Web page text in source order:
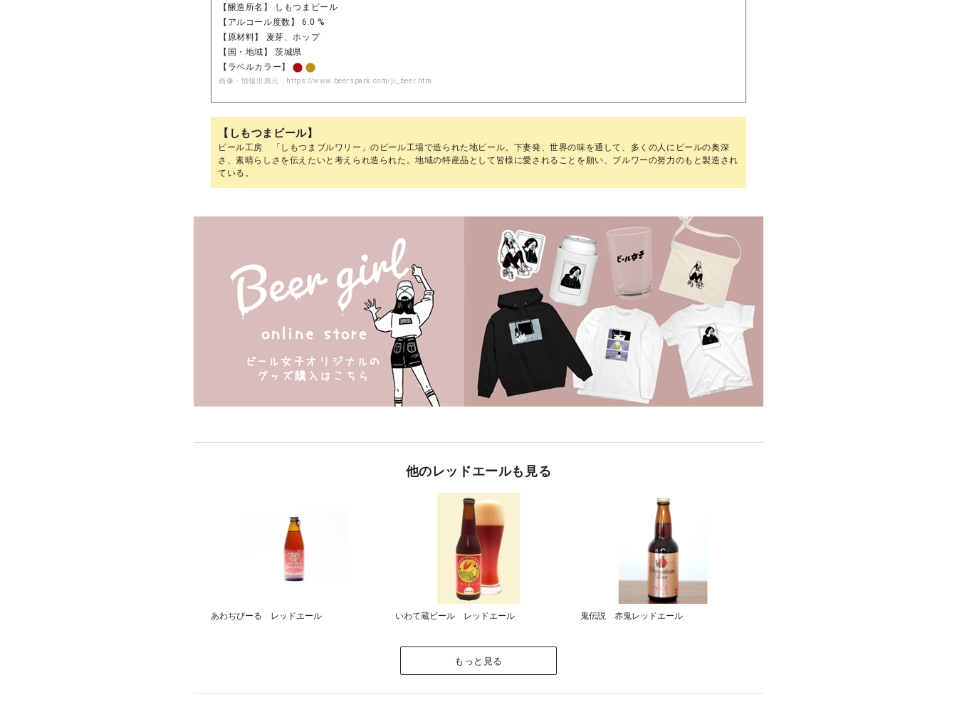
【醸造所名】 しもつまビール
【アルコール度数】 6.0 %
【原材料】 麦芽、ホップ
【国・地域】 茨城県
【ラベルカラー】
画像・情報出典元： https://www.beerspark.com/ji_beer.htm
【しもつまビール】
ビール工房 「しもつまブルワリー」のビール工場で造られた地ビール。下妻発、世界の味を通して、多くの人にビールの奥深
さ、素晴らしさを伝えたいと考えられ造られた。地域の特産品として皆様に愛されることを願い、ブルワーの努力のもと製造され
ている。
他のレッドエールも見る
あわぢびーる レッドエール いわて蔵ビール レッドエール 鬼伝説 赤鬼レッドエール
もっと見る